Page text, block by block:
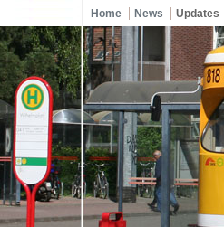
Home News Updates